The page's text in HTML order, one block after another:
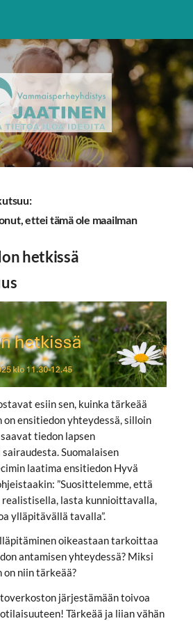
Vammaisperheyhdistys
ettei tämä ole maailman
hetkissä
esiin sen, kuinka tärkeää
ensitiedon yhteydessä, silloin
tiedon lapsen
Suomalaisen
laatima ensitiedon Hyvä
”Suosittelemme, että
lasta kunnioittavalla,
ylläpitävällä tavalla”.
oikeastaan tarkoittaa
antamisen yhteydessä? Miksi
niin tärkeää?
järjestämään toivoa
Tärkeää ja liian vähän